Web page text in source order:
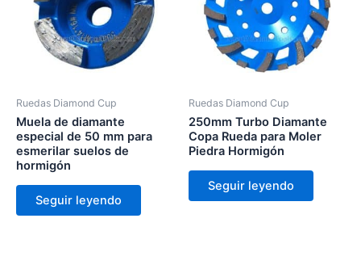
Ruedas Diamond Cup
Muela de diamante
especial de 50 mm para
esmerilar suelos de
hormigón
Seguir leyendo
Ruedas Diamond Cup
250mm Turbo Diamante
Copa Rueda para Moler
Piedra Hormigón
Seguir leyendo